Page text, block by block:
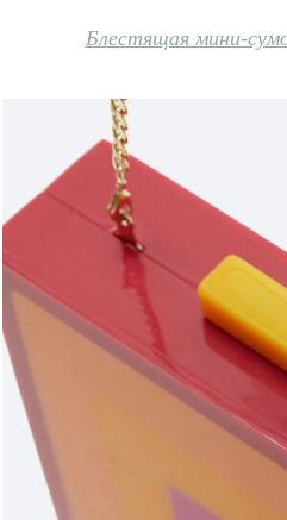
Блестящая мини-